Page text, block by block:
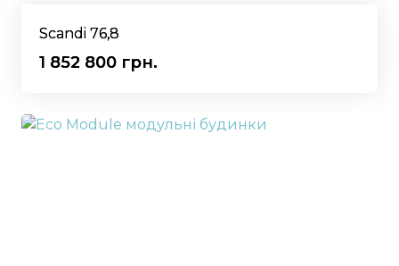
Scandi 76,8
1 852 800 грн.